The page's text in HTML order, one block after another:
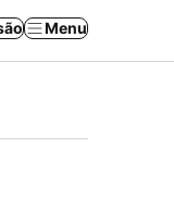
Menu